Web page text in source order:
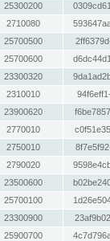
25300200
2710080
25700500
25700600
23300320
2310010
23900620
2770010
2750010
2790020
23500600
25700100
23300900
25900700